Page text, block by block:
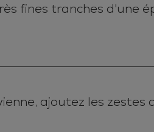
fines tranches d'une
ajoutez les